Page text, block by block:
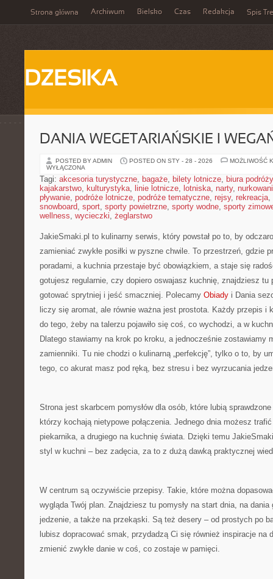
Strona główna Archiwum Bielsko Czas Redakcja Spis
DZESIKA
DANIA WEGETARIAŃSKIE I
POSTED BY ADMIN POSTED ON STY - 28 - 2026
MOŻLIWOŚĆ
WYŁĄCZONA
Tagi: akcesoria turystyczne, bagaże, bilety lotnicze, biura podróży
kajakarstwo, kulturystyka, linie lotnicze, lotniska, narty,
pływanie, podróże lotnicze, podróże tematyczne, rejsy, rekreacja,
snowboard, sport, sporty powietrzne, sporty wodne, sporty
wellness, wycieczki, żeglarstwo
JakieSmaki.pl to kulinarny serwis, który powstał po to, by
zamieniać zwykłe posiłki w pyszne chwile. To przestrzeń, gdzie
poradami, a kuchnia przestaje być obowiązkiem, a staje się
gotujesz regularnie, czy dopiero oswajasz kuchnię, znajdziesz tu
gotować sprytniej i jeść smaczniej. Polecamy Obiady i Dania
liczy się aromat, ale równie ważna jest prostota. Każdy przepis i
do tego, żeby na talerzu pojawiło się coś, co wychodzi, a w
Dlatego stawiamy na krok po kroku, a jednocześnie zostawiamy
zamienniki. Tu nie chodzi o kulinarną „perfekcję”, tylko o to, by
tego, co akurat masz pod ręką, bez stresu i bez wyrzucania
Strona jest skarbcem pomysłów dla osób, które lubią
którzy kochają nietypowe połączenia. Jednego dnia możesz
piekarnika, a drugiego na kuchnię świata. Dzięki temu
styl w kuchni – bez zadęcia, za to z dużą dawką praktycznej
W centrum są oczywiście przepisy. Takie, które można
wygląda Twój plan. Znajdziesz tu pomysły na start dnia, na dania
jedzenie, a także na przekąski. Są też desery – od prostych po
lubisz dopracować smak, przydadzą Ci się również inspiracje na
zmienić zwykłe danie w coś, co zostaje w pamięci.